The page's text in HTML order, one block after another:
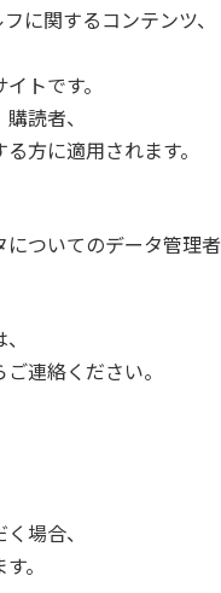
に関するコンテンツ、
トです。
読者、
方に適用されます。
ついてのデータ管理者
ご連絡ください。
場合、
。